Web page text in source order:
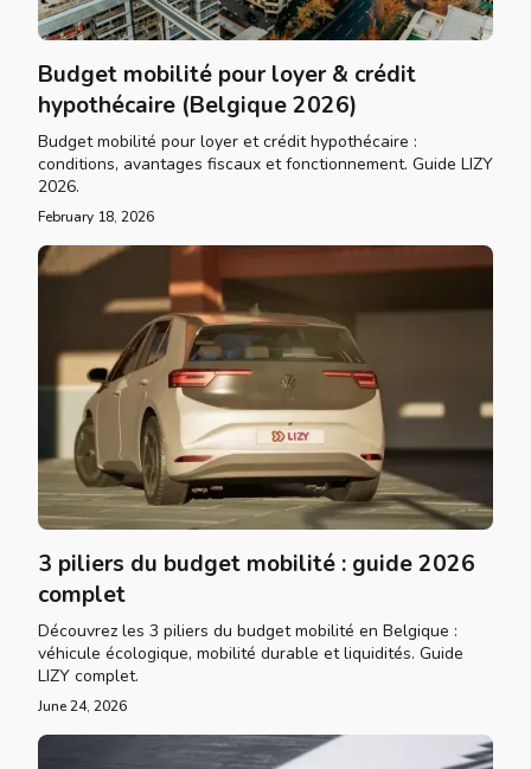
Budget mobilité pour loyer & crédit
hypothécaire (Belgique 2026)
Budget mobilité pour loyer et crédit hypothécaire :
conditions, avantages fiscaux et fonctionnement. Guide LIZY
2026.
February 18, 2026
3 piliers du budget mobilité : guide 2026
complet
Découvrez les 3 piliers du budget mobilité en Belgique :
véhicule écologique, mobilité durable et liquidités. Guide
LIZY complet.
June 24, 2026